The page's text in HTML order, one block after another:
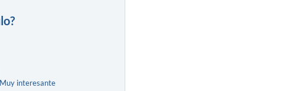
Muy interesante